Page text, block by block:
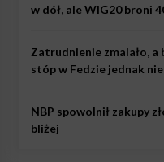
w dół, ale WIG20 broni
Zatrudnienie zmalało, a
stóp w Fedzie jednak nie
NBP spowolnił zakupy
bliżej